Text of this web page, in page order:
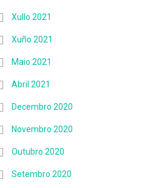
Xullo 2021
Xuño 2021
Maio 2021
Abril 2021
Decembro 2020
Novembro 2020
Outubro 2020
Setembro 2020